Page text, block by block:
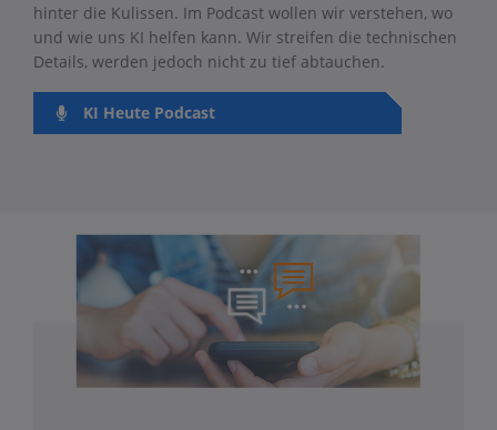
hinter die Kulissen. Im Podcast wollen wir verstehen, wo
und wie uns KI helfen kann. Wir streifen die technischen
Details, werden jedoch nicht zu tief abtauchen.
KI Heute Podcast